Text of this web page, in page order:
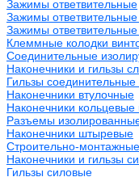
Зажимы ответвительные
Зажимы
Зажимы
Клеммные колодки
Соединительные
Наконечники и гильзы
Гильзы
Наконечники втулочные
Наконечники
Разъемы
Наконечники штыревые
Строительно-
Наконечники и гильзы
Гильзы силовые